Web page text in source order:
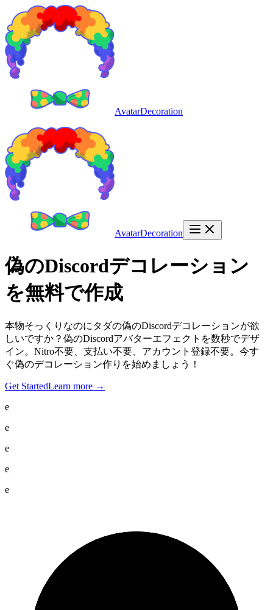
AvatarDecoration
AvatarDecoration
偽のDiscordデコレーション
を無料で作成
本物そっくりなのにタダの偽のDiscordデコレーションが欲
しいですか？偽のDiscordアバターエフェクトを数秒でデザ
イン。Nitro不要、支払い不要、アカウント登録不要。今す
ぐ偽のデコレーション作りを始めましょう！
Get StartedLearn more →
e
e
e
e
e